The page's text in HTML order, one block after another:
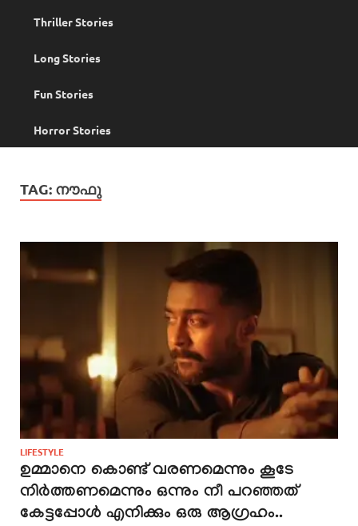
Thriller Stories
Long Stories
Fun Stories
Horror Stories
TAG: നൗഫു
LIFESTYLE
ഉമ്മാനെ കൊണ്ട് വരണമെന്നും കൂടേ
നിർത്തണമെന്നും ഒന്നും നീ പറഞ്ഞത്
കേട്ടപ്പോൾ എനിക്കും ഒരു ആഗ്രഹം..